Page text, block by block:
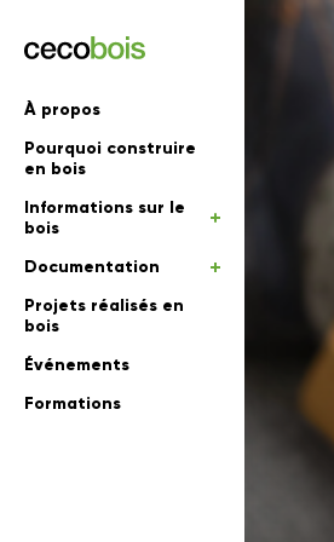
À propos
Pourquoi construire
en bois
Informations sur le
bois
Documentation
Projets réalisés en
bois
Événements
Formations
en bois